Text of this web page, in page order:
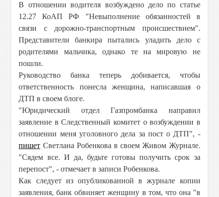
В отношении водителя возбуждено дело по статье
12.27 КоАП РФ "Невыполнение обязанностей в
связи с дорожно-транспортным происшествием".
Представители банкира пытались уладить дело с
родителями мальчика, однако те на мировую не
пошли.
Руководство банка теперь добивается, чтобы
ответственность понесла женщина, написавшая о
ДТП в своем блоге.
"Юридический отдел Газпромбанка направил
заявление в Следственный комитет о возбуждении в
отношении меня уголовного дела за пост о ДТП", -
пишет Светлана Робенкова в своем Живом Журнале.
"Сядем все. И да, будьте готовы получить срок за
перепост", - отмечает в записи Робенкова.
Как следует из опубликованной в журнале копии
заявления, банк обвиняет женщину в том, что она "в